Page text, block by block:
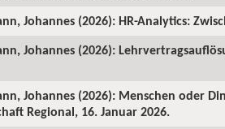
Johannes (2026): HR-Analytics:
Johannes (2026):
Johannes (2026): Menschen oder
Regional, 16. Januar 2026.